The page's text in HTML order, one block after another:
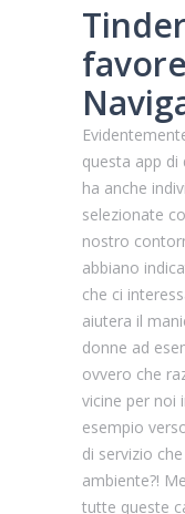
questa app
ha anche
selezionate
nostro
abbiano
che ci
aiutera il
donne ad
ovvero che
vicine per noi
esempio
di servizio
ambiente?!
tutte queste